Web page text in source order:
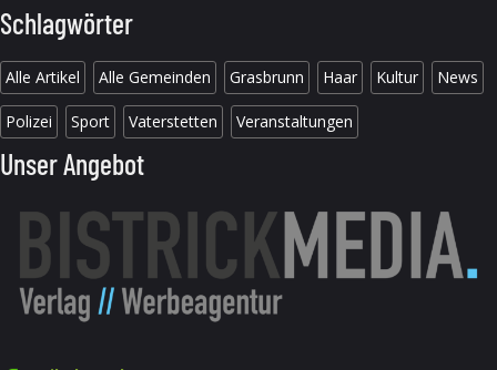
Schlagwörter
Alle Artikel Alle Gemeinden Grasbrunn Haar Kultur News
Polizei Sport Vaterstetten Veranstaltungen
Unser Angebot